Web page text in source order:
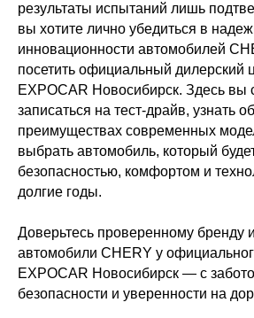
результаты испытаний лишь
вы хотите лично убедиться в
инновационности автомобилей
посетить официальный дилерский
EXPOCAR Новосибирск. Здесь вы
записаться на тест-драйв, узнать
преимуществах современных
выбрать автомобиль, который
безопасностью, комфортом и
долгие годы.
Доверьтесь проверенному бренду
автомобили CHERY у
EXPOCAR Новосибирск — с
безопасности и уверенности на